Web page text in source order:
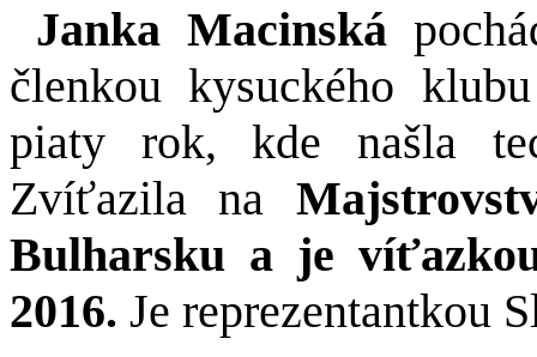
Janka Macinská
členkou kysuckého
piaty rok, kde našla
Zvíťazila na
Bulharsku a je
2016. Je reprezentantkou